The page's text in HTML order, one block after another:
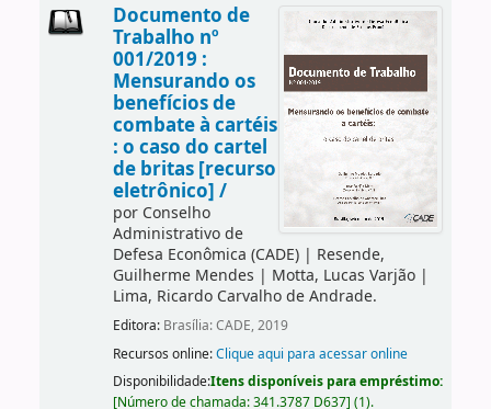
Documento de
Trabalho nº
001/2019 :
Mensurando os
benefícios de
combate à cartéis
: o caso do cartel
de britas [recurso
eletrônico] /
por Conselho
Administrativo de
Defesa Econômica (CADE)| Resende,
Guilherme Mendes | Motta, Lucas Varjão|
Lima, Ricardo Carvalho de Andrade.
Editora: Brasília: CADE, 2019
Recursos online:Clique aqui para acessar online
Disponibilidade:Itens disponíveis para empréstimo:
[Número de chamada:341.3787 D637] (1).